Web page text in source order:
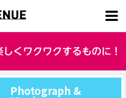
Photograph &